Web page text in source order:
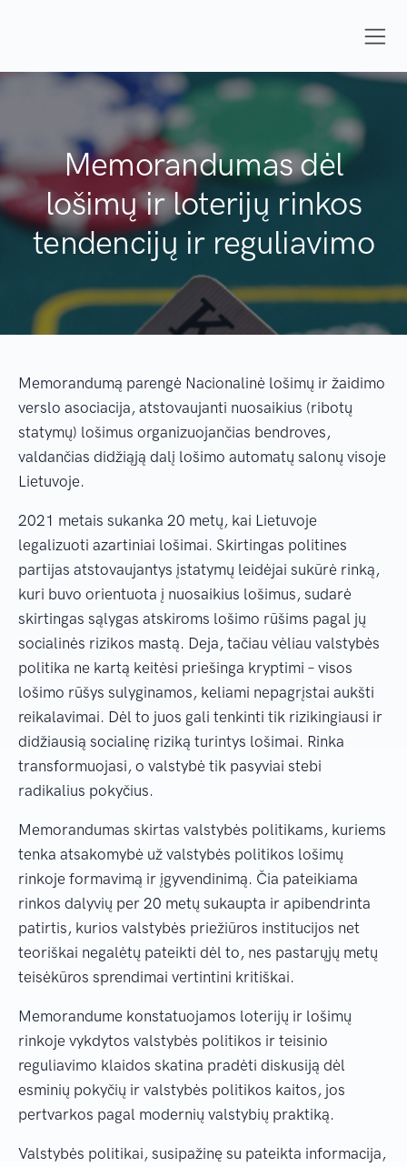
Memorandumas dėl
lošimų ir loterijų rinkos
tendencijų ir reguliavimo
Memorandumą parengė Nacionalinė lošimų ir žaidimo
verslo asociacija, atstovaujanti nuosaikius (ribotų
statymų) lošimus organizuojančias bendroves,
valdančias didžiąją dalį lošimo automatų salonų visoje
Lietuvoje.
2021 metais sukanka 20 metų, kai Lietuvoje
legalizuoti azartiniai lošimai. Skirtingas politines
partijas atstovaujantys įstatymų leidėjai sukūrė rinką,
kuri buvo orientuota į nuosaikius lošimus, sudarė
skirtingas sąlygas atskiroms lošimo rūšims pagal jų
socialinės rizikos mastą. Deja, tačiau vėliau valstybės
politika ne kartą keitėsi priešinga kryptimi – visos
lošimo rūšys sulyginamos, keliami nepagrįstai aukšti
reikalavimai. Dėl to juos gali tenkinti tik rizikingiausi ir
didžiausią socialinę riziką turintys lošimai. Rinka
transformuojasi, o valstybė tik pasyviai stebi
radikalius pokyčius.
Memorandumas skirtas valstybės politikams, kuriems
tenka atsakomybė už valstybės politikos lošimų
rinkoje formavimą ir įgyvendinimą. Čia pateikiama
rinkos dalyvių per 20 metų sukaupta ir apibendrinta
patirtis, kurios valstybės priežiūros institucijos net
teoriškai negalėtų pateikti dėl to, nes pastarųjų metų
teisėkūros sprendimai vertintini kritiškai.
Memorandume konstatuojamos loterijų ir lošimų
rinkoje vykdytos valstybės politikos ir teisinio
reguliavimo klaidos skatina pradėti diskusiją dėl
esminių pokyčių ir valstybės politikos kaitos, jos
pertvarkos pagal modernių valstybių praktiką.
Valstybės politikai, susipažinę su pateikta informacija,